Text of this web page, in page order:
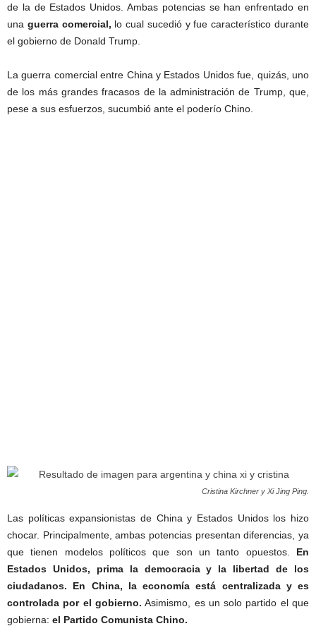
de la de Estados Unidos. Ambas potencias se han enfrentado en
una guerra comercial, lo cual sucedió y fue característico durante
el gobierno de Donald Trump.
La guerra comercial entre China y Estados Unidos fue, quizás, uno
de los más grandes fracasos de la administración de Trump, que,
pese a sus esfuerzos, sucumbió ante el poderío Chino.
Cristina Kirchner y Xi Jing Ping.
Las políticas expansionistas de China y Estados Unidos los hizo
chocar. Principalmente, ambas potencias presentan diferencias, ya
que tienen modelos políticos que son un tanto opuestos. En
Estados Unidos, prima la democracia y la libertad de los
ciudadanos. En China, la economía está centralizada y es
controlada por el gobierno. Asimismo, es un solo partido el que
gobierna: el Partido Comunista Chino.